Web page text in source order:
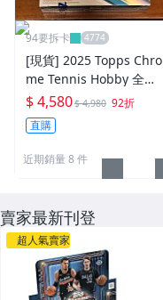
94要拆卡
[現貨] 2025 Topps Chro
me Tennis Hobby 全新
未拆一盒 可拆Rafael Na
dal Djokovic Alcaraz 鄭
欽文簽名
$ 4,580$ 4,980 92折
直購
近期銷量 8 件
賣家最新刊登
超人氣賣家